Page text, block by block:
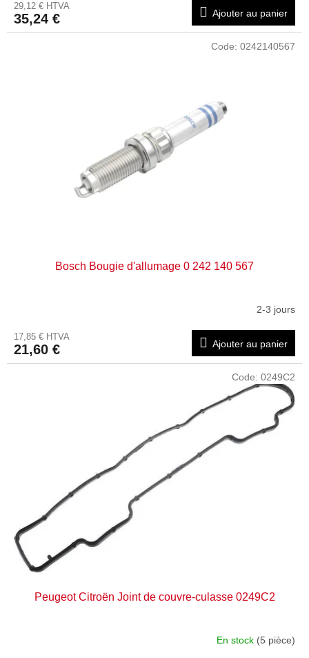
29,12 € HTVA
35,24 € Ajouter au panier
Bosch Bougie d'allumage 0 242 140 567
2-3 jours
17,85 € HTVA
21,60 € Ajouter au panier
Code: 0242140567
Peugeot Citroën Joint de couvre-culasse 0249C2
En stock (5 pièce)
Code: 0249C2